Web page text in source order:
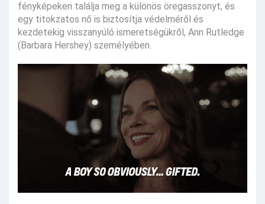
fényképeken találja meg a különös öregasszonyt, és
egy titokzatos nő is biztosítja védelméről és
kezdetekig visszanyúló ismeretségükről, Ann Rutledge
(Barbara Hershey) személyében.